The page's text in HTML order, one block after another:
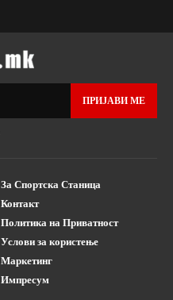
ПРИЈАВИ МЕ
За Спортска Станица
Контакт
Политика на Приватност
Услови за користење
Маркетинг
Импресум